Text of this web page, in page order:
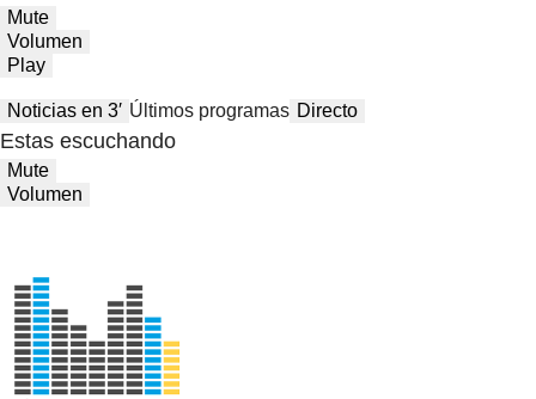
Mute
Volumen
Play
Noticias en 3′ Últimos programas Directo
Estas escuchando
Mute
Volumen